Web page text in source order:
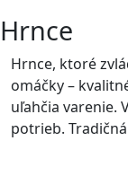
Hrnce
Hrnce, ktoré
omáčky –
uľahčia varenie.
potrieb.